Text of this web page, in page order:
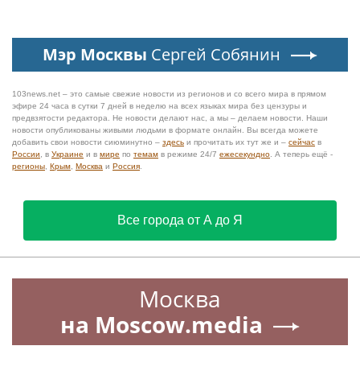
Мэр Москвы Сергей Собянин
103news.net – это самые свежие новости из регионов и со всего мира в прямом
эфире 24 часа в сутки 7 дней в неделю на всех языках мира без цензуры и
предвзятости редактора. Не новости делают нас, а мы – делаем новости. Наши
новости опубликованы живыми людьми в формате онлайн. Вы всегда можете
добавить свои новости сиюминутно – здесь и прочитать их тут же и – сейчас в
России, в Украине и в мире по темам в режиме 24/7 ежесекундно. А теперь ещё -
регионы, Крым, Москва и Россия.
Все города от А до Я
Москва
на Moscow.media